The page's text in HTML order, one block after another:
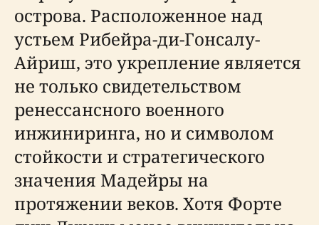
острова. Расположенное над
устьем Рибейра-ди-Гонсалу-
Айриш, это укрепление является
не только свидетельством
ренессансного военного
инжиниринга, но и символом
стойкости и стратегического
значения Мадейры на
протяжении веков. Хотя Форте